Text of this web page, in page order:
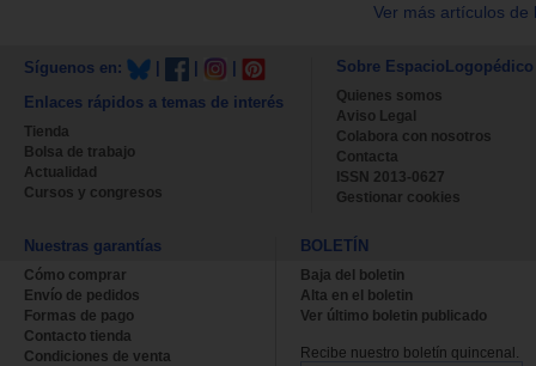
Ver más artículos
Síguenos en:
Enlaces rápidos a temas de interés
Tienda
Bolsa de trabajo
Actualidad
Cursos y congresos
Sobre EspacioLogopédico
Quienes somos
Aviso Legal
Colabora con nosotros
Contacta
ISSN 2013-0627
Gestionar cookies
Nuestras garantías
Cómo comprar
Envío de pedidos
Formas de pago
Contacto tienda
Condiciones de venta
BOLETÍN
Baja del boletin
Alta en el boletin
Ver último boletin publicado
Recibe nuestro boletín quincenal.